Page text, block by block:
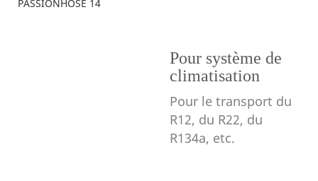
Pour système de
climatisation
Pour le transport du
R12, du R22, du
R134a, etc.